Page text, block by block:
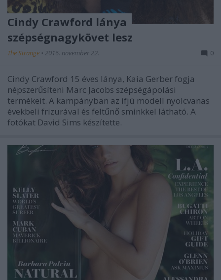
Cindy Crawford lánya
szépségnagykövet lesz
The Strange • 2016. november 22. 0
Cindy Crawford 15 éves lánya, Kaia Gerber fogja
népszerűsíteni Marc Jacobs szépségápolási
termékeit. A kampányban az ifjú modell nyolcvanas
évekbeli frizurával és feltűnő sminkkel látható. A
fotókat David Sims készítette.